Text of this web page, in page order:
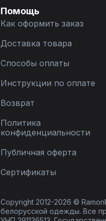
Помощь
Как оформить заказ
Доставка товара
Способы оплаты
Инструкции по оплате
Возврат
Политика
конфиденциальности
Публичная оферта
Сертификаты
Copyright 2012-2026 ©
белорусской одежды. Все